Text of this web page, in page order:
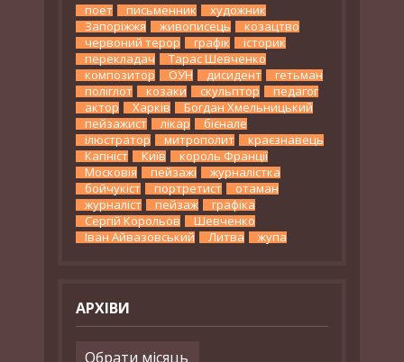
поет письменник
художник
Запоріжжя
живописець
козацтво
червоний терор
графік
історик
перекладач
Тарас Шевченко
композитор
ОУН дисидент
гетьман
поліглот
козаки скульптор
педагог
актор
Харків
Богдан Хмельницький
пейзажист
лікар
бієнале
ілюстратор
митрополит
краєзнавець
Капніст
Київ
король Франції
Московія
пейзажі
журналістка
бойчукіст
портретист
отаман
журналіст
пейзаж
графіка
Сергій Корольов
Шевченко
Іван Айвазовський
Литва жупа
АРХІВИ
Архіви